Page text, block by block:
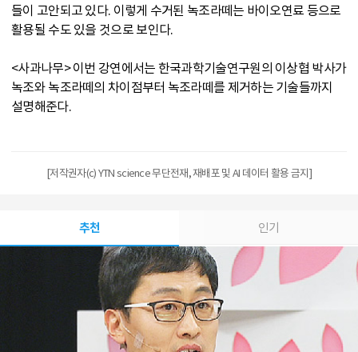
들이 고안되고 있다. 이렇게 수거된 녹조라떼는 바이오연료 등으로
활용될 수도 있을 것으로 보인다.
<사과나무> 이번 강연에서는 한국과학기술연구원의 이상협 박사가
녹조와 녹조라떼의 차이점부터 녹조라떼를 제거하는 기술들까지
설명해준다.
[저작권자(c) YTN science 무단전재, 재배포 및 AI 데이터 활용 금지]
추천 인기